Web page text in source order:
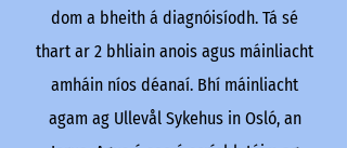
seo fuair mé
ann SRS a
raibh an
ar an
dom a bheith á diagnóisíodh. Tá sé
thart ar 2 bhliain anois agus máinliacht
amháin níos déanaí. Bhí máinliacht
agam ag Ullevål Sykehus in Osló, an